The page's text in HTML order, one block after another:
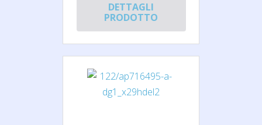
DETTAGLI
PRODOTTO